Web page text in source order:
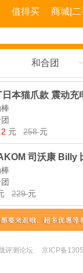
值得买 商城|二
和合团
元 258元
229元
评测论坛 京ICP备